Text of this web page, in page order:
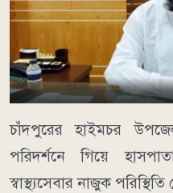
চাঁদপুরের হাইমচর
পরিদর্শনে গিয়ে
স্বাস্থ্যসেবার নাজুক